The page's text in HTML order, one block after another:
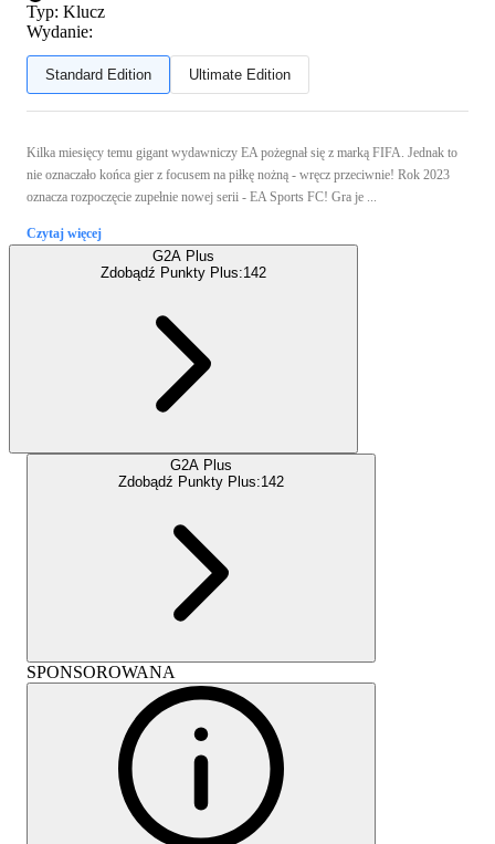
Typ: Klucz
Wydanie:
Standard Edition Ultimate Edition
Kilka miesięcy temu gigant wydawniczy EA pożegnał się z marką FIFA. Jednak to
nie oznaczało końca gier z focusem na piłkę nożną - wręcz przeciwnie! Rok 2023
oznacza rozpoczęcie zupełnie nowej serii - EA Sports FC! Gra je ...
Czytaj więcej
G2A Plus
Zdobądź Punkty Plus:142
G2A Plus
Zdobądź Punkty Plus:142
SPONSOROWANA